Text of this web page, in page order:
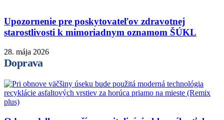
Upozornenie pre poskytovateľov zdravotnej
starostlivosti k mimoriadnym oznamom ŠÚKL
28. mája 2026
Doprava